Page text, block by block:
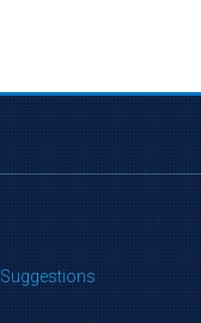
Suggestions